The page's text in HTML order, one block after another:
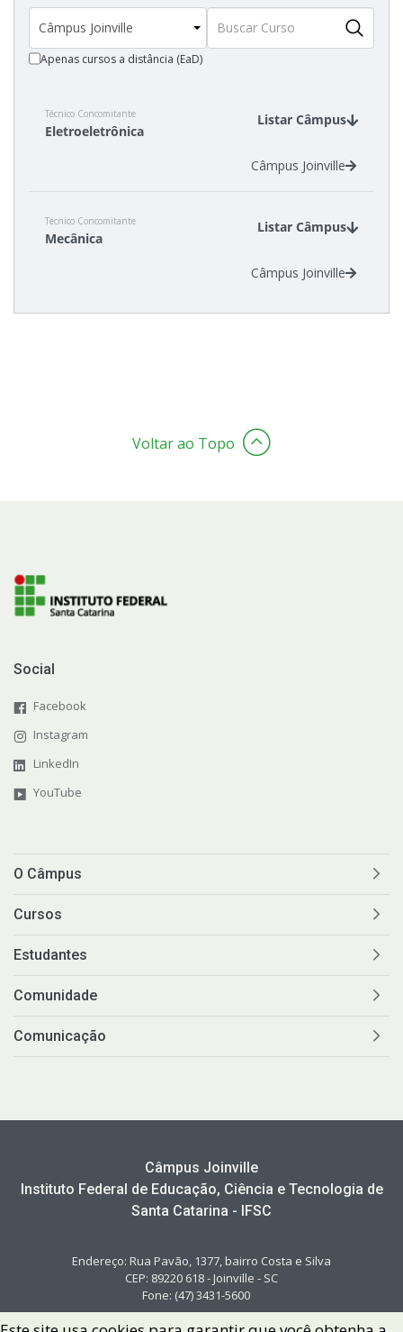
Transferências e Retornos
Vagas em Regime Especial
Provas e Gabaritos
Estatísticas dos Processos Seletivos
Cadastro de interesse
Apenas cursos a distância (EaD)
Técnico Concomitante
Eletroeletrônica
Listar Câmpus
Câmpus Joinville
Técnico Concomitante
Mecânica
Listar Câmpus
Câmpus Joinville
Voltar ao Topo
Social
Facebook
Instagram
LinkedIn
YouTube
O Câmpus
Cursos
Estudantes
Comunidade
Comunicação
Câmpus Joinville
Instituto Federal de Educação, Ciência e Tecnologia de
Santa Catarina - IFSC
Endereço: Rua Pavão, 1377, bairro Costa e Silva
CEP: 89220 618 - Joinville - SC
Fone: (47) 3431-5600